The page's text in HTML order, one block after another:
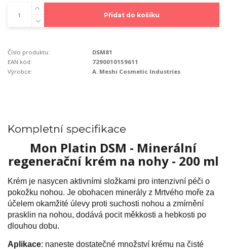
Přidat do košíku
Číslo produktu:
DSM81
EAN kód:
7290010159611
Výrobce:
A. Meshi Cosmetic Industries
Kompletní specifikace
Mon Platin DSM - Minerální
regenerační krém na nohy - 200 ml
Krém je nasycen aktivními složkami pro intenzivní péči o
pokožku nohou. Je obohacen minerály z Mrtvého moře za
účelem okamžité úlevy proti suchosti nohou a zmírnění
prasklin na nohou, dodává pocit měkkosti a hebkosti po
dlouhou dobu.
Aplikace: naneste dostatečné množství krému na čisté